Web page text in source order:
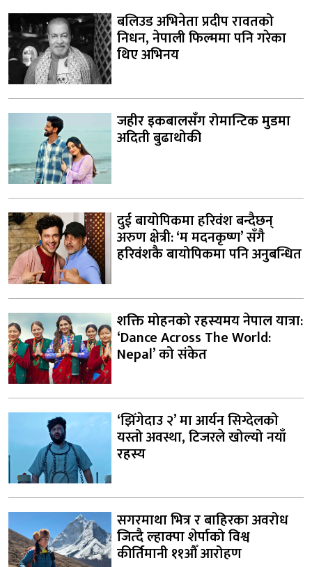
बलिउड अभिनेता प्रदीप रावतको
निधन, नेपाली फिल्ममा पनि गरेका
थिए अभिनय
जहीर इकबालसँग रोमान्टिक मुडमा
अदिती बुढाथोकी
दुई बायोपिकमा हरिवंश बन्दैछन्
अरुण क्षेत्री: ‘म मदनकृष्ण’ सँगै
हरिवंशकै बायोपिकमा पनि अनुबन्धित
शक्ति मोहनको रहस्यमय नेपाल यात्रा:
‘Dance Across The World:
Nepal’ को संकेत
‘झिँगेदाउ २’ मा आर्यन सिग्देलको
यस्तो अवस्था, टिजरले खोल्यो नयाँ
रहस्य
सगरमाथा भित्र र बाहिरका अवरोध
जित्दै ल्हाक्पा शेर्पाको विश्व
कीर्तिमानी ११औँ आरोहण